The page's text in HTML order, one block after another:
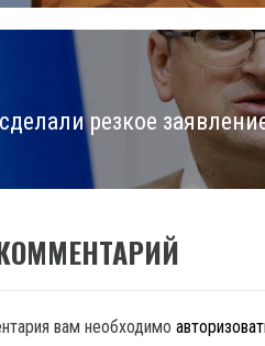
резкое
вам необходимо